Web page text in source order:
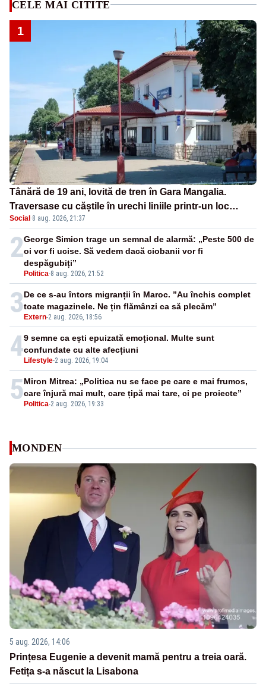
CELE MAI CITITE
1
Tânără de 19 ani, lovită de tren în Gara Mangalia.
Traversase cu căștile în urechi liniile printr-un loc
nepermis
Social ·8 aug. 2026, 21:37
2
Politica-8 aug. 2026, 21:52
George Simion trage un semnal de alarmă: „Peste 500 de
oi vor fi ucise. Să vedem dacă ciobanii vor fi
despăgubiți”
3 Extern-2 aug. 2026, 18:56
De ce s-au întors migranții în Maroc. ”Au închis complet
toate magazinele. Ne țin flămânzi ca să plecăm”
4 Lifestyle-2 aug. 2026, 19:04
9 semne ca ești epuizată emoțional. Multe sunt
confundate cu alte afecțiuni
5 Politica-2 aug. 2026, 19:33
Miron Mitrea: „Politica nu se face pe care e mai frumos,
care înjură mai mult, care țipă mai tare, ci pe proiecte”
MONDEN
5 aug. 2026, 14:06
Prințesa Eugenie a devenit mamă pentru a treia oară.
Fetița s-a născut la Lisabona